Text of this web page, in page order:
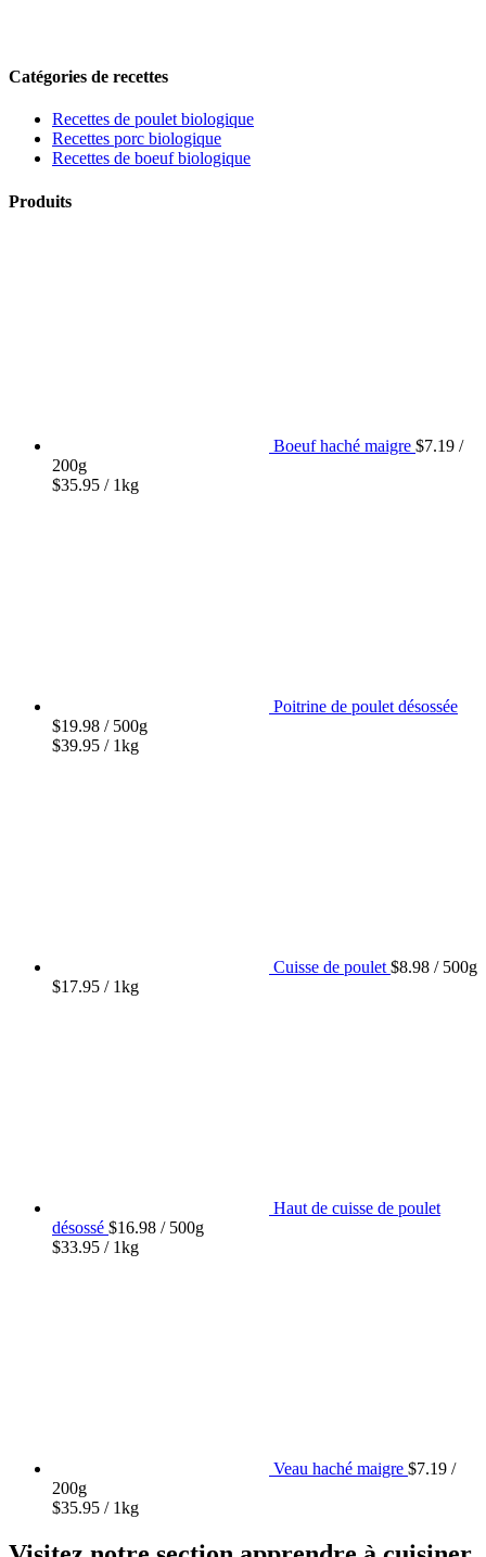
Catégories de recettes
Recettes de poulet biologique
Recettes porc biologique
Recettes de boeuf biologique
Produits
Boeuf haché maigre $7.19 /
200g
$35.95 / 1kg
Poitrine de poulet désossée
$19.98 / 500g
$39.95 / 1kg
Cuisse de poulet $8.98 / 500g
$17.95 / 1kg
Haut de cuisse de poulet
désossé $16.98 / 500g
$33.95 / 1kg
Veau haché maigre $7.19 /
200g
$35.95 / 1kg